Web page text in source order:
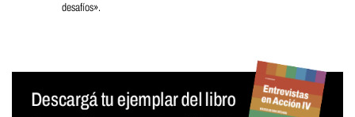
desafíos».